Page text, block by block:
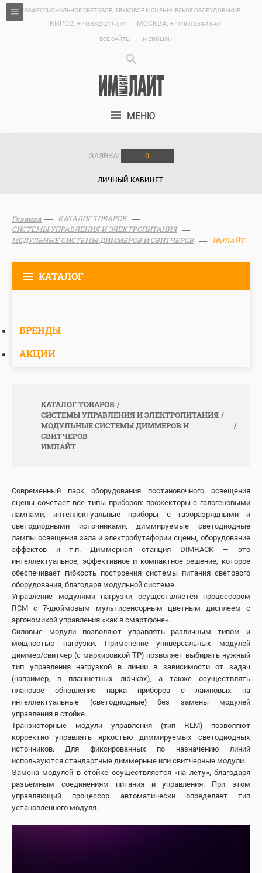
ПРОФЕССИОНАЛЬНОЕ СВЕТОВОЕ, ЗВУКОВОЕ И СЦЕНИЧЕСКОЕ ОБОРУДОВАНИЕ.
КИРОВ: +7 (8332) 211-541 МОСКВА: +7 (495) 260-18-64
ВСЕ САЙТЫ
IN ENGLISH
МЕНЮ
ЗАЯВКА: 0
ЛИЧНЫЙ КАБИНЕТ
Главная
КАТАЛОГ ТОВАРОВ
СИСТЕМЫ УПРАВЛЕНИЯ И ЭЛЕКТРОПИТАНИЯ
МОДУЛЬНЫЕ СИСТЕМЫ ДИММЕРОВ И СВИТЧЕРОВ
ИМЛАЙТ
КАТАЛОГ
БРЕНДЫ
АКЦИИ
КАТАЛОГ ТОВАРОВ
СИСТЕМЫ УПРАВЛЕНИЯ И ЭЛЕКТРОПИТАНИЯ
МОДУЛЬНЫЕ СИСТЕМЫ ДИММЕРОВ И
СВИТЧЕРОВ
ИМЛАЙТ
Современный парк оборудования постановочного освещения
сцены сочетает все типы приборов: прожекторы с галогеновыми
лампами, интеллектуальные приборы с газоразрядными и
светодиодными источниками, диммируемые светодиодные
лампы освещения зала и электробутафории сцены, оборудование
эффектов и т.п. Диммерная станция DIMRACK — это
интеллектуальное, эффективное и компактное решение, которое
обеспечивает гибкость построения системы питания светового
оборудования, благодаря модульной системе.
Управление модулями нагрузки осуществляется процессором
RCM с 7-дюймовым мультисенсорным цветным дисплеем с
эргономикой управления «как в смартфоне».
Силовые модули позволяют управлять различным типом и
мощностью нагрузки. Применение универсальных модулей
диммер/свитчер (с маркировкой TP) позволяет выбирать нужный
тип управления нагрузкой в линии в зависимости от задач
(например, в планшетных лючках), а также осуществлять
плановое обновление парка приборов с ламповых на
интеллектуальные (светодиодные) без замены модулей
управления в стойке.
Транзисторные модули управления (тип RLM) позволяют
корректно управлять яркостью диммируемых светодиодных
источников. Для фиксированных по назначению линий
используются стандартные диммерные или свитчерные модули.
Замена модулей в стойке осуществляется «на лету», благодаря
разъемным соединениям питания и управления. При этом
управляющий процессор автоматически определяет тип
установленного модуля.